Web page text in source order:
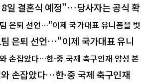
일 결혼식 예정"…당사자는 공식 확
은퇴 선언…"이제 국가대표 유니
손잡았다…한·중 국제 축구인재